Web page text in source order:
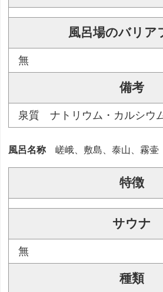
風呂場のバリア
無
備考
泉質 ナトリウム・カルシウ
風呂名称 嵯峨、敷島、泰山、霧壷
特徴
サウナ
無
種類